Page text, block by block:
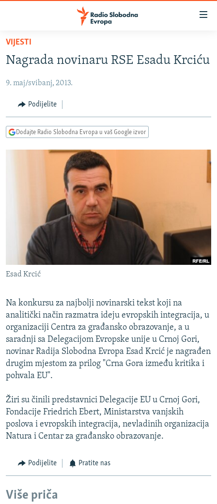
Pređite
glavni
Pređite
Pređite
BOSNA I HERCEGOVINA
SRBIJA
KOSOVO
VIZUELNO
RAT U UKRAJINI
KINA NA BALKANU
RSE PRIČE IZ SVIJETA
ISPRIČAJ MI
DNEVNO@RSE
SPECIJALI RSE
VIŠE OD NASLOVA
POPLAVE I KLIZIŠTA U BIH 2024.
TV LIBERTY
POST SCRIPTUM
MOJA EVROPA
SVE KARTE DEJTONA
NASTANAK I RASPAD JUGOSLAVIJE
Sve RFE/RL stranice
VIJESTI
Nagrada novinaru RSE Esadu Krciću
9. maj/svibanj, 2013.
Podijelite
Dodajte Radio Slobodna Evropa u vaš Google izvor
Esad Krcić
Na konkursu za najbolji novinarski tekst koji na
analitički način razmatra ideju evropskih integracija, u
organizaciji Centra za građansko obrazovanje, a u
saradnji sa Delegacijom Evropske unije u Crnoj Gori,
novinar Radija Slobodna Evropa Esad Krcić je nagrađen
drugim mjestom za prilog "Crna Gora između kritika i
pohvala EU".
Žiri su činili predstavnici Delegacije EU u Crnoj Gori,
Fondacije Friedrich Ebert, Ministarstva vanjskih
poslova i evropskih integracija, nevladinih organizacija
Natura i Centar za građansko obrazovanje.
Podijelite Pratite nas
Više priča